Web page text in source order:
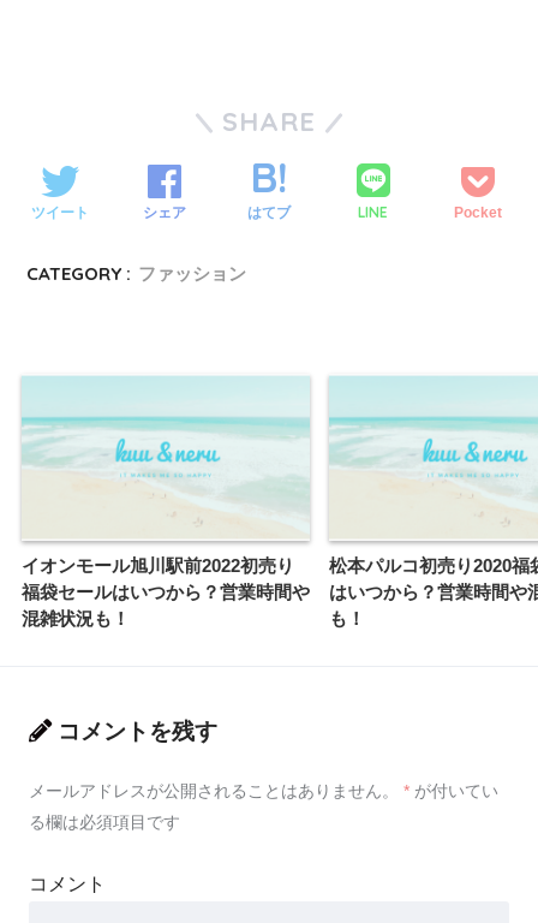
SHARE
ツイート シェア はてブ LINE Pocket
CATEGORY : ファッション
イオンモール旭川駅前2022初売り
福袋セールはいつから？営業時間や
混雑状況も！
松本パルコ初売り2020福
はいつから？営業時間や
も！
コメントを残す
メールアドレスが公開されることはありません。 * が付いてい
る欄は必須項目です
コメント